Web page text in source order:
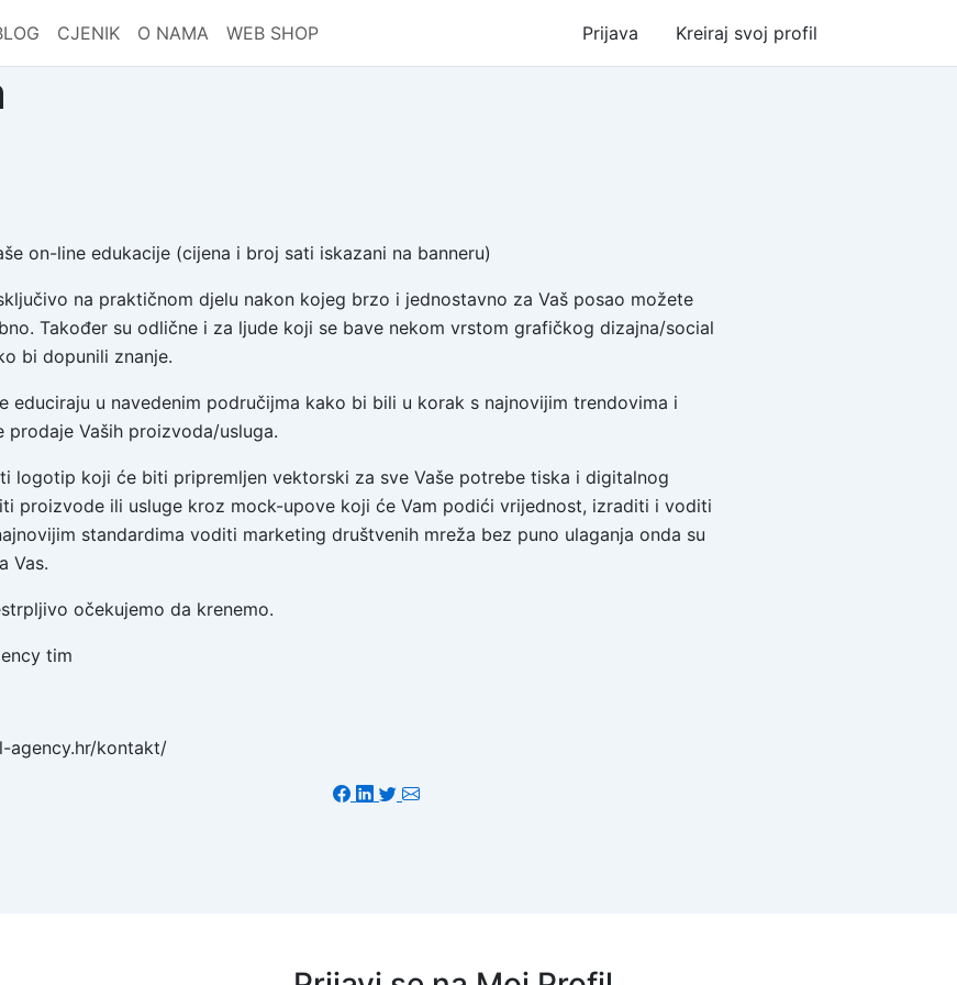
CJENIK O NAMA WEB SHOP Prijava Kreiraj svoj profil
on-line edukacije (cijena i broj sati iskazani na banneru)
na praktičnom djelu nakon kojeg brzo i jednostavno za Vaš posao možete
Također su odlične i za ljude koji se bave nekom vrstom grafičkog dizajna/social
bi dopunili znanje.
educiraju u navedenim područijma kako bi bili u korak s najnovijim trendovima i
prodaje Vaših proizvoda/usluga.
logotip koji će biti pripremljen vektorski za sve Vaše potrebe tiska i digitalnog
proizvode ili usluge kroz mock-upove koji će Vam podići vrijednost, izraditi i voditi
standardima voditi marketing društvenih mreža bez puno ulaganja onda su
Vas.
očekujemo da krenemo.
tim
agency.hr/kontakt/